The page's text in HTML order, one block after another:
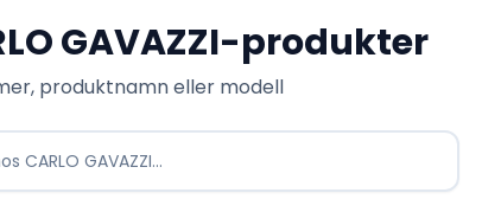
GAVAZZI-produkter
produktnamn eller modell